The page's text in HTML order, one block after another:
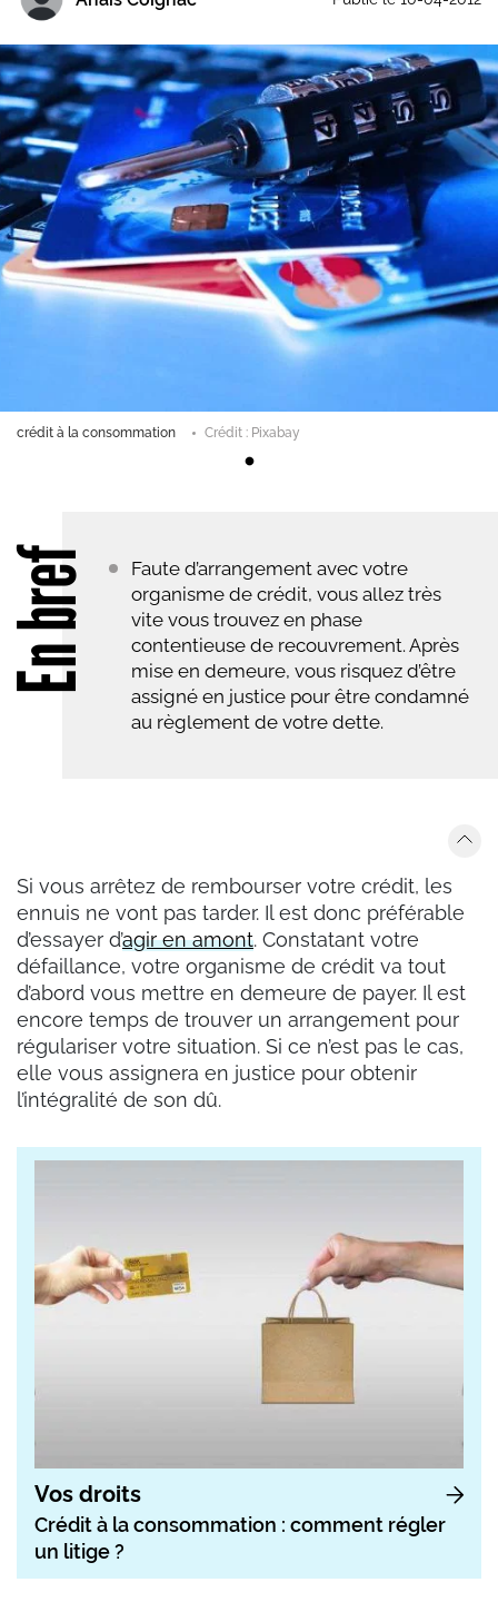
bref
Faute d’arrangement avec votre
organisme de crédit, vous allez très
vite vous trouvez en phase
contentieuse de recouvrement. Après
mise en demeure, vous risquez d’être
assigné en justice pour être condamné
au règlement de votre dette.
crédit à la consommation Crédit : Pixabay
Si vous arrêtez de rembourser votre crédit, les
ennuis ne vont pas tarder. Il est donc préférable
d’essayer d’agir en amont. Constatant votre
défaillance, votre organisme de crédit va tout
d’abord vous mettre en demeure de payer. Il est
encore temps de trouver un arrangement pour
régulariser votre situation. Si ce n’est pas le cas,
elle vous assignera en justice pour obtenir
l’intégralité de son dû.
Vos droits
Crédit à la consommation : comment régler
un litige ?